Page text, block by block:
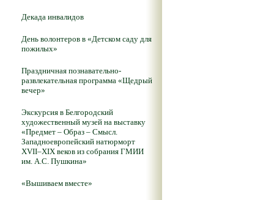
Декада инвалидов
День волонтеров в «Детском саду для
пожилых»
Праздничная познавательно-
развлекательная программа «Щедрый
вечер»
Экскурсия в Белгородский
художественный музей на выставку
«Предмет – Образ – Смысл.
Западноевропейский натюрморт
XVII–XIX веков из собрания ГМИИ
им. А.С. Пушкина»
«Вышиваем вместе»